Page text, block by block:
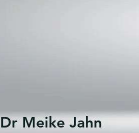
Dr Meike Jahn